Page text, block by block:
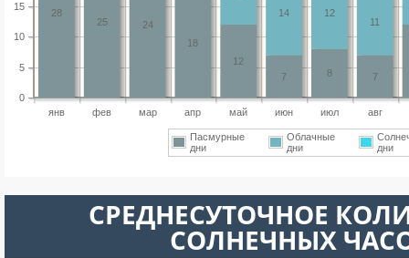
янв фев мар апр май июн июл авг
0
5
10
15
7
8
7
12
18
24
25
28
11
12
14
Пасмурные
дни
Облачные
дни
дни
СРЕДНЕСУТОЧНОЕ
СОЛНЕЧНЫХ